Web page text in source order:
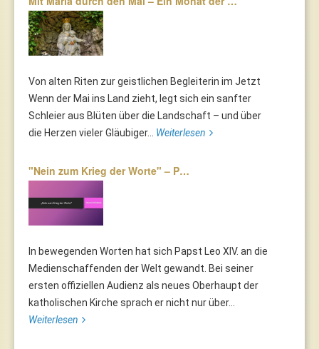
Von alten Riten zur geistlichen Begleiterin im Jetzt
Wenn der Mai ins Land zieht, legt sich ein sanfter
Schleier aus Blüten über die Landschaft – und über
die Herzen vieler Gläubiger... Weiterlesen
"Nein zum Krieg der Worte" – P…
In bewegenden Worten hat sich Papst Leo XIV. an die
Medienschaffenden der Welt gewandt. Bei seiner
ersten offiziellen Audienz als neues Oberhaupt der
katholischen Kirche sprach er nicht nur über...
Weiterlesen